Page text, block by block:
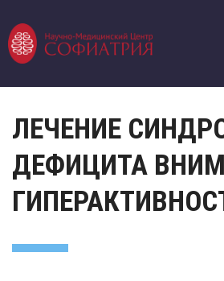
ЛЕЧЕНИЕ
ДЕФИЦИТА